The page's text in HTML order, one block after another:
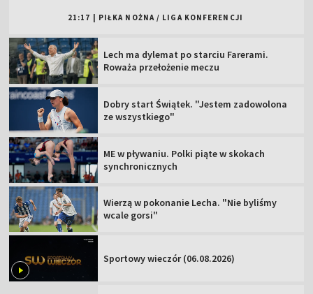
21:17 PIŁKA NOŻNA / LIGA KONFERENCJI
Lech ma dylemat po starciu Farerami.
Roważa przełożenie meczu
Dobry start Świątek. "Jestem zadowolona
ze wszystkiego"
ME w pływaniu. Polki piąte w skokach
synchronicznych
Wierzą w pokonanie Lecha. "Nie byliśmy
wcale gorsi"
Sportowy wieczór (06.08.2026)